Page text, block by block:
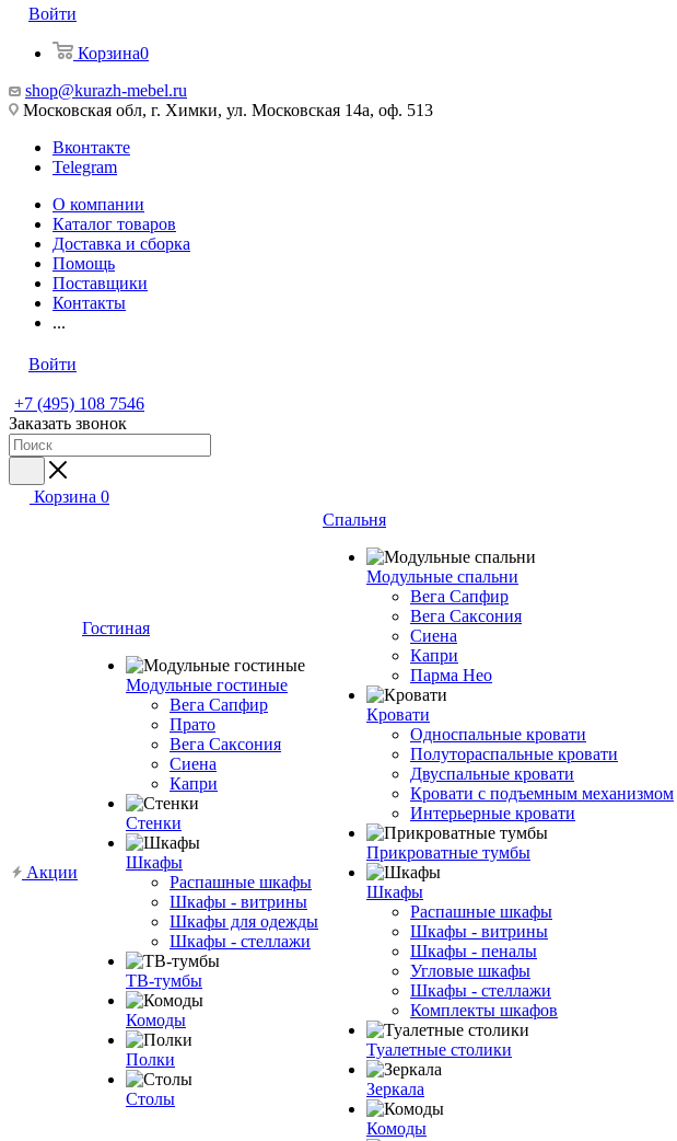
Войти
Корзина0
shop@kurazh-mebel.ru
Московская обл, г. Химки, ул. Московская 14а, оф. 513
Вконтакте
Telegram
О компании
Каталог товаров
Доставка и сборка
Помощь
Поставщики
Контакты
...
Войти
+7 (495) 108 7546
Заказать звонок
Корзина 0
Акции
Гостиная
Модульные гостиные
Вега Сапфир
Прато
Вега Саксония
Сиена
Капри
Стенки
Шкафы
Распашные шкафы
Шкафы - витрины
Шкафы для одежды
Шкафы - стеллажи
ТВ-тумбы
Комоды
Полки
Столы
Спальня
Модульные спальни
Вега Сапфир
Вега Саксония
Сиена
Капри
Парма Нео
Кровати
Односпальные кровати
Полутораспальные кровати
Двуспальные кровати
Кровати с подъемным механизмом
Интерьерные кровати
Прикроватные тумбы
Шкафы
Распашные шкафы
Шкафы - витрины
Шкафы - пеналы
Угловые шкафы
Шкафы - стеллажи
Комплекты шкафов
Туалетные столики
Зеркала
Комоды